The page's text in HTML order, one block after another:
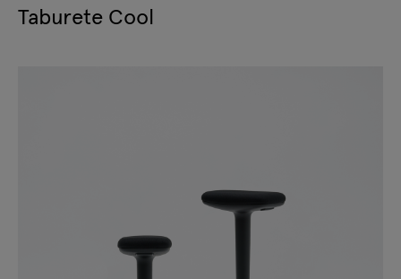
Taburete Cool